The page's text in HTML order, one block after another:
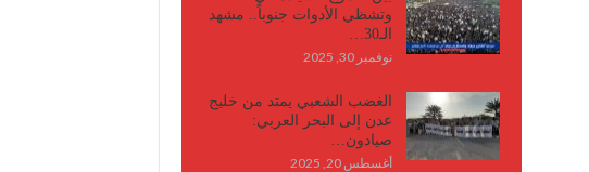
وتشظي الأدوات جنوباً.. مشهد
الـ30…
نوفمبر 30, 2025
الغضب الشعبي يمتد من خليج
عدن إلى البحر العربي:
صيادون…
أغسطس 20, 2025